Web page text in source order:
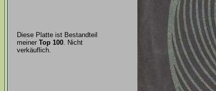
Diese Platte ist Bestandteil
meiner Top 100. Nicht
verkäuflich.